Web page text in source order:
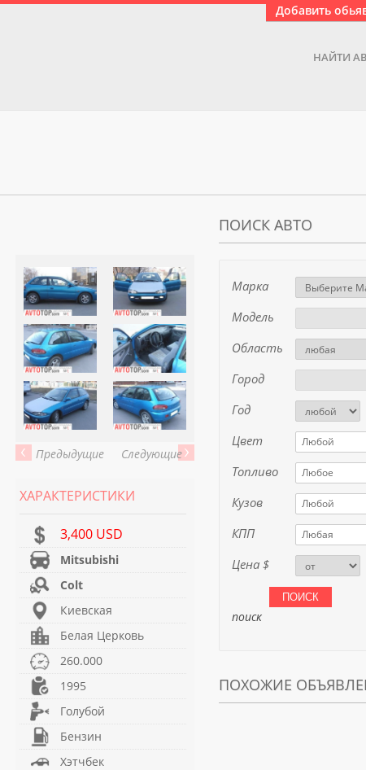
Добавить
НАЙТИ
Предыдущие Следующие
ХАРАКТЕРИСТИКИ
3,400 USD
Mitsubishi
Colt
Киевская
Белая Церковь
260.000
1995
Голубой
Бензин
Хэтчбек
ПОИСК АВТО
Марка
Модель
Область
Город
Год
Цвет
Любой
Топливо Любое
Кузов Любой
КПП Любая
Цена $
поиск
ПОХОЖИЕ